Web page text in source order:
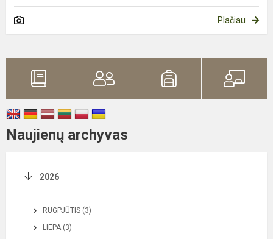
Plačiau
Naujienų archyvas
2026
RUGPJŪTIS (3)
LIEPA (3)